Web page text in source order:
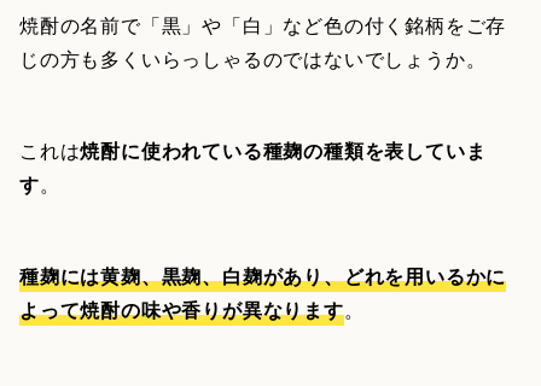
焼酎の名前で「黒」や「白」など色の付く銘柄をご存
じの方も多くいらっしゃるのではないでしょうか。
これは焼酎に使われている種麹の種類を表していま
す。
種麹には黄麹、黒麹、白麹があり、どれを用いるかに
よって焼酎の味や香りが異なります。